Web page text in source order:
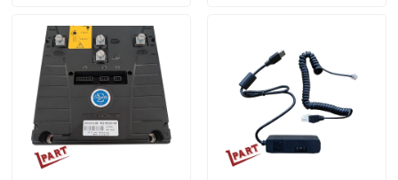
Producten
Video's
De Delen van de vorkheftruckbatterij